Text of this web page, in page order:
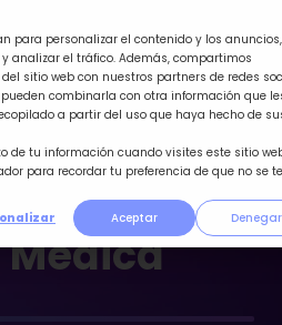
para personalizar el contenido y los anuncios,
analizar el tráfico. Además, compartimos
sitio web con nuestros partners de redes
combinarla con otra información que
a partir del uso que haya hecho de
de tu información cuando visites este sitio
para recordar tu preferencia de que no se
Aceptar Denegar